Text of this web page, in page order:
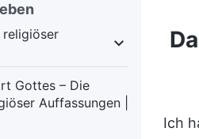
religiöser
Gottes – Die
Auffassungen |
Ich